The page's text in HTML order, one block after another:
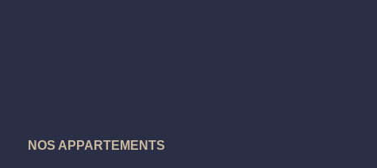
NOS APPARTEMENTS